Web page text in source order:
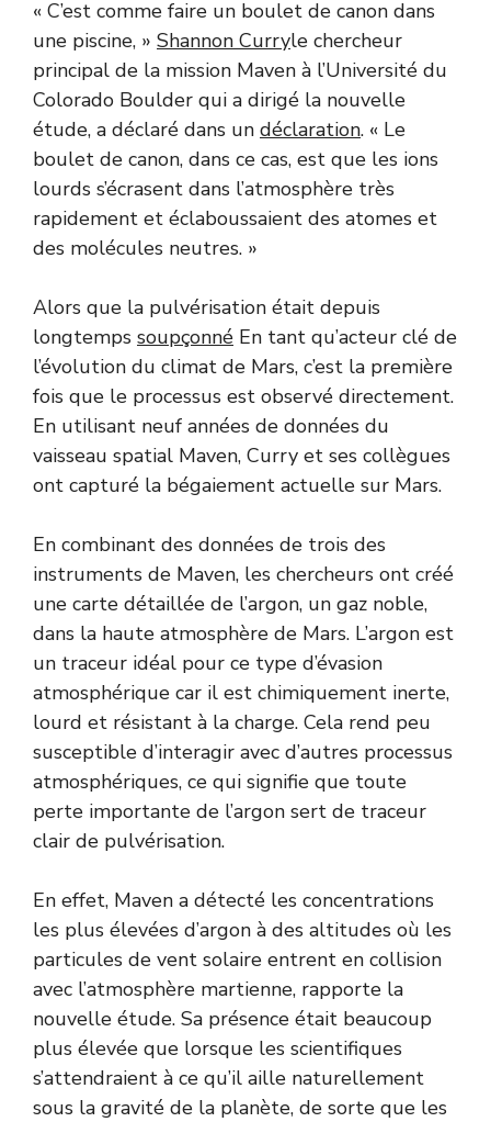
« C’est comme faire un boulet de canon dans
une piscine, » Shannon Curryle chercheur
principal de la mission Maven à l’Université du
Colorado Boulder qui a dirigé la nouvelle
étude, a déclaré dans un déclaration. « Le
boulet de canon, dans ce cas, est que les ions
lourds s’écrasent dans l’atmosphère très
rapidement et éclaboussaient des atomes et
des molécules neutres. »
Alors que la pulvérisation était depuis
longtemps soupçonné En tant qu’acteur clé de
l’évolution du climat de Mars, c’est la première
fois que le processus est observé directement.
En utilisant neuf années de données du
vaisseau spatial Maven, Curry et ses collègues
ont capturé la bégaiement actuelle sur Mars.
En combinant des données de trois des
instruments de Maven, les chercheurs ont créé
une carte détaillée de l’argon, un gaz noble,
dans la haute atmosphère de Mars. L’argon est
un traceur idéal pour ce type d’évasion
atmosphérique car il est chimiquement inerte,
lourd et résistant à la charge. Cela rend peu
susceptible d’interagir avec d’autres processus
atmosphériques, ce qui signifie que toute
perte importante de l’argon sert de traceur
clair de pulvérisation.
En effet, Maven a détecté les concentrations
les plus élevées d’argon à des altitudes où les
particules de vent solaire entrent en collision
avec l’atmosphère martienne, rapporte la
nouvelle étude. Sa présence était beaucoup
plus élevée que lorsque les scientifiques
s’attendraient à ce qu’il aille naturellement
sous la gravité de la planète, de sorte que les